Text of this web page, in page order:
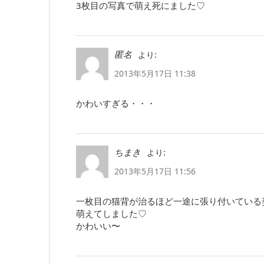
3枚目の写真で萌え死にました♡
匿名
より:
2013年5月17日 11:38
かわいすぎる・・・
ちまき
より:
2013年5月17日 11:56
一枚目の猫背が治るほど一途に張り付いている
萌えてしました♡
かわいい〜